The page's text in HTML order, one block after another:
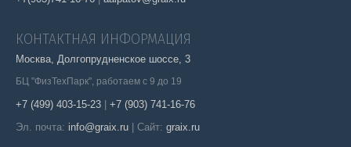
КОНТАКТНАЯ ИНФОРМАЦИЯ
Москва, Долгопрудненское шоссе, 3
БЦ "ФизТехПарк", работаем с 9 до 19
+7 (499) 403-15-23
+7 (903) 741-16-76
Эл. почта: info@graix.ru | Сайт: graix.ru